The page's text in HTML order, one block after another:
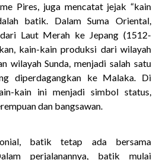
Pires, juga mencatat jejak “kain
batik. Dalam Suma Oriental,
Laut Merah ke Jepang (1512-
kain-kain produksi dari wilayah
wilayah Sunda, menjadi salah satu
diperdagangkan ke Malaka. Di
kain ini menjadi simbol status,
dan bangsawan.
batik tetap ada bersama
perjalanannya, batik mulai